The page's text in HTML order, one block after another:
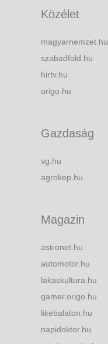
Közélet
magyarnemzet.hu
szabadfold.hu
hirtv.hu
origo.hu
Gazdaság
vg.hu
agrokep.hu
Magazin
astronet.hu
automotor.hu
lakaskultura.hu
gamer.origo.hu
likebalaton.hu
napidoktor.hu